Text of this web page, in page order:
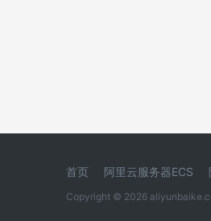
首页 阿里云服务器ECS
Copyright © 2026